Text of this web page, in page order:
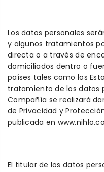
Los datos personales
y algunos tratamientos
directa o a través de
domiciliados dentro o
países tales como los
tratamiento de los datos
Compañía se realizará
de Privacidad y
publicada en
El titular de los datos